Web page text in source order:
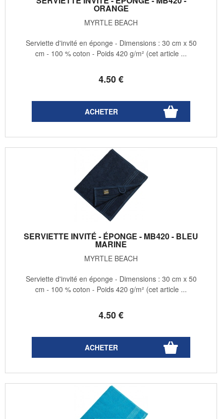
ORANGE
MYRTLE BEACH
4.50€
Serviette d'invité en éponge - Dimensions : 30 cm x 50
cm - 100 % coton - Poids 420 g/m² (cet article ...
SERVIETTE INVITÉ - ÉPONGE - MB420 - BLEU
MARINE
MYRTLE BEACH
4.50€
Serviette d'invité en éponge - Dimensions : 30 cm x 50
cm - 100 % coton - Poids 420 g/m² (cet article ...